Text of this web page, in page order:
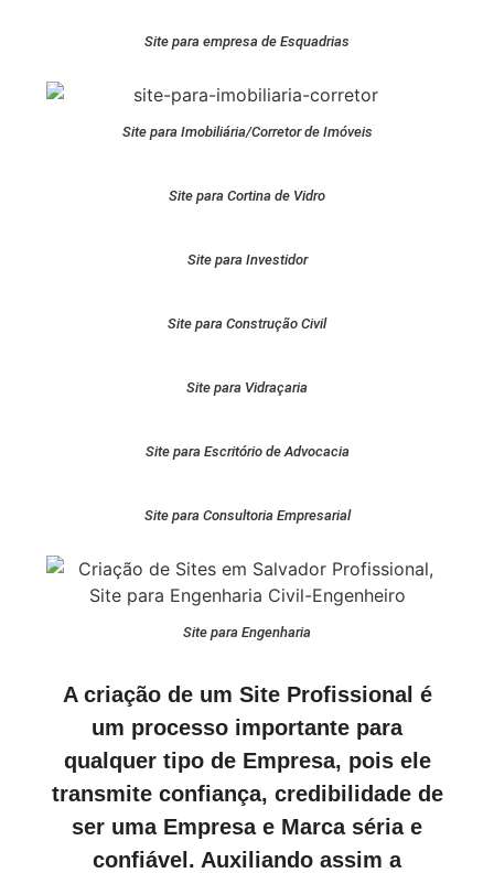
Site para empresa de Esquadrias
Site para Imobiliária/Corretor de Imóveis
Site para Cortina de Vidro
Site para Investidor
Site para Construção Civil
Site para Vidraçaria
Site para Escritório de Advocacia
Site para Consultoria Empresarial
Site para Engenharia
A criação de um Site Profissional é
um processo importante para
qualquer tipo de Empresa, pois ele
transmite confiança, credibilidade de
ser uma Empresa e Marca séria e
confiável. Auxiliando assim a